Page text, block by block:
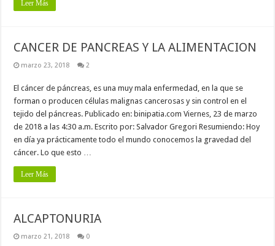
Leer Más
CANCER DE PANCREAS Y LA ALIMENTACION
marzo 23, 2018 2
El cáncer de páncreas, es una muy mala enfermedad, en la que se
forman o producen células malignas cancerosas y sin control en el
tejido del páncreas. Publicado en: binipatia.com Viernes, 23 de marzo
de 2018 a las 4:30 a.m. Escrito por: Salvador Gregori Resumiendo: Hoy
en día ya prácticamente todo el mundo conocemos la gravedad del
cáncer. Lo que esto …
Leer Más
ALCAPTONURIA
marzo 21, 2018 0